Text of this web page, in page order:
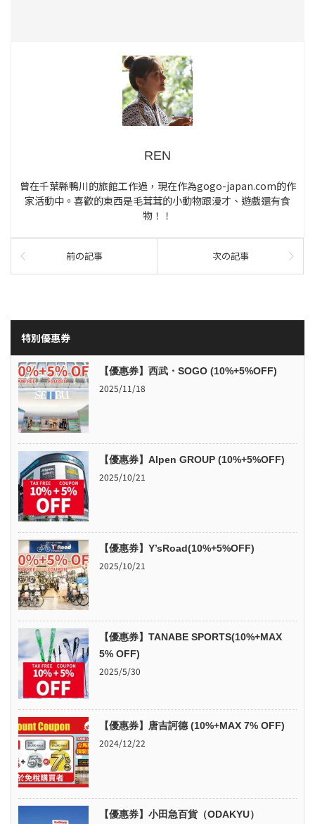
REN
曾在千葉縣鴨川的旅館工作過，現在作為gogo-japan.com的作
家活動中。喜歡的東西是毛茸茸的小動物跟漫才、遊戲還有食
物！！
前の記事 次の記事
特別優惠券
【優惠券】西武・SOGO (10%+5%OFF)
2025/11/18
【優惠券】Alpen GROUP (10%+5%OFF)
2025/10/21
【優惠券】Y’sRoad(10%+5%OFF)
2025/10/21
【優惠券】TANABE SPORTS(10%+MAX
5% OFF)
2025/5/30
【優惠券】唐吉訶德 (10%+MAX 7% OFF)
2024/12/22
【優惠券】小田急百貨（ODAKYU）